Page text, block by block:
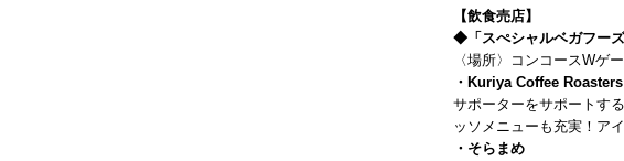
【飲食売店】
◆「スぺシャルベガフーズ
〈場所〉コンコースWゲ
・Kuriya Coffee Roasters
サポーターをサポートす
ッソメニューも充実！ア
・そらまめ